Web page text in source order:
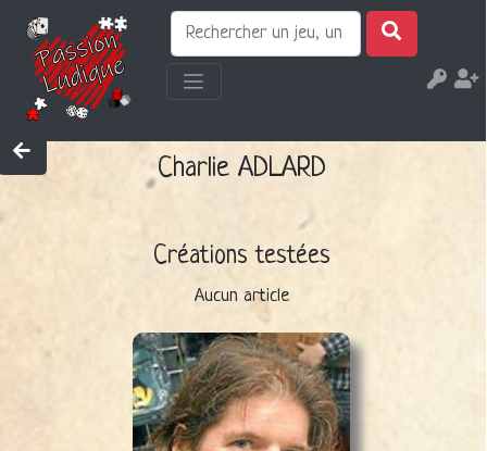
Charlie ADLARD
Créations testées
Aucun article